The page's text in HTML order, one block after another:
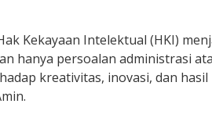
Kekayaan Intelektual (HKI)
hanya persoalan administrasi
kreativitas, inovasi, dan